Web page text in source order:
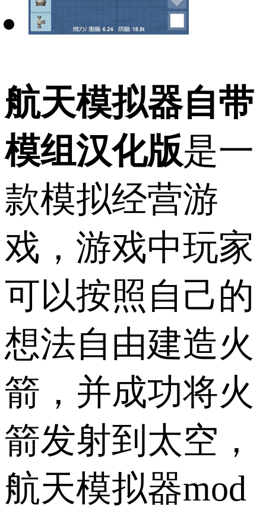
航天模拟器自带
模组汉化版是一
款模拟经营游
戏，游戏中玩家
可以按照自己的
想法自由建造火
箭，并成功将火
箭发射到太空，
航天模拟器mod